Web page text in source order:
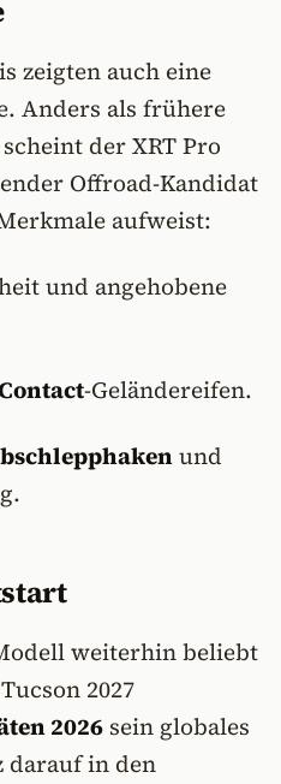
zeigten auch eine
Anders als frühere
der XRT Pro
Offroad-Kandidat
aufweist:
und angehobene
-Geländereifen.
und
weiterhin beliebt
2027
2026 sein globales
darauf in den